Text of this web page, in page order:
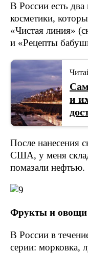
В России есть
косметики,
«Чистая линия»
и «Рецепты
и
После нанесения
США, у меня
помазали нефтью.
Фрукты и овощи
В России в
серии: морковка,